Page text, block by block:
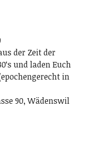
der Zeit der
und laden Euch
in
90, Wädenswil